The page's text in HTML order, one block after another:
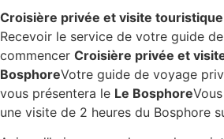
Croisière privée et visite
Recevoir le service de votre guide
commencer Croisière privée et
BosphoreVotre guide de voyage
vous présentera le Le Bosphore
une visite de 2 heures du Bosphore